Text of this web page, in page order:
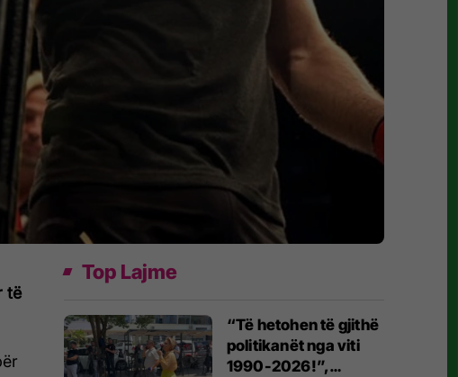
të
Top Lajme
“Të hetohen të gjithë
politikanët nga viti
1990-2026!”,